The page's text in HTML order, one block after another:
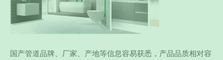
国产管道品牌、厂家、产地等信息容易获悉，产品品质相对容